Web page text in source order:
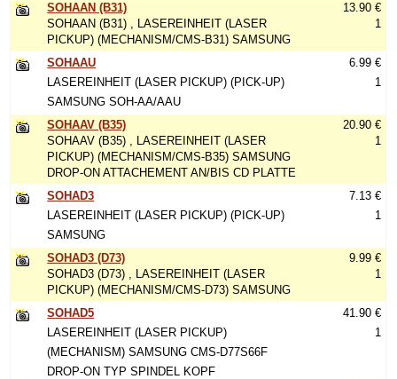
SOHAAN (B31)
SOHAAN (B31) , LASEREINHEIT (LASER
PICKUP) (MECHANISM/CMS-B31) SAMSUNG
13.90 €
1
SOHAAU
LASEREINHEIT (LASER PICKUP) (PICK-UP)
SAMSUNG SOH-AA/AAU
6.99 €
1
SOHAAV (B35)
SOHAAV (B35) , LASEREINHEIT (LASER
PICKUP) (MECHANISM/CMS-B35) SAMSUNG
DROP-ON ATTACHEMENT AN/BIS CD PLATTE
20.90 €
1
SOHAD3
LASEREINHEIT (LASER PICKUP) (PICK-UP)
SAMSUNG
7.13 €
1
SOHAD3 (D73)
SOHAD3 (D73) , LASEREINHEIT (LASER
PICKUP) (MECHANISM/CMS-D73) SAMSUNG
9.99 €
1
SOHAD5
LASEREINHEIT (LASER PICKUP)
(MECHANISM) SAMSUNG CMS-D77S66F
DROP-ON TYP SPINDEL KOPF
41.90 €
1